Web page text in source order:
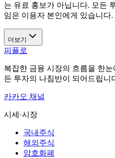
는 유료 홍보가 아닙니다. 모든
임은 이용자 본인에게 있습니다.
더보기
피플로
복잡한 금융 시장의 흐름을 한
든 투자의 나침반이 되어드립니
카카오 채널
시세·시장
국내주식
해외주식
암호화폐